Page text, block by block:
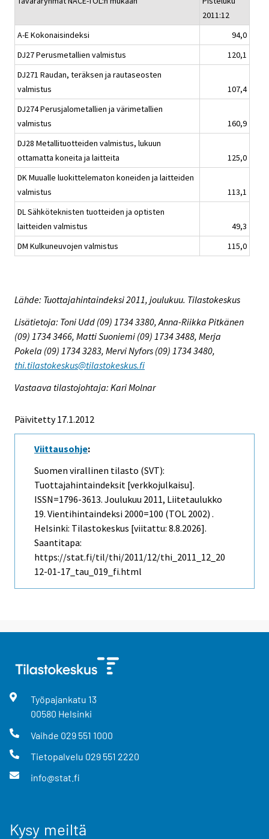
2011:12
A-E Kokonaisindeksi
94,0
DJ27 Perusmetallien valmistus
120,1
DJ271 Raudan, teräksen ja rautaseosten
valmistus
107,4
DJ274 Perusjalometallien ja värimetallien
valmistus
160,9
DJ28 Metallituotteiden valmistus, lukuun
ottamatta koneita ja laitteita
125,0
DK Muualle luokittelematon koneiden ja laitteiden
valmistus
113,1
DL Sähköteknisten tuotteiden ja optisten
laitteiden valmistus
49,3
DM Kulkuneuvojen valmistus
115,0
Lähde: Tuottajahintaindeksi 2011, joulukuu. Tilastokeskus
Lisätietoja: Toni Udd (09) 1734 3380, Anna-Riikka Pitkänen
(09) 1734 3466, Matti Suoniemi (09) 1734 3488, Merja
Pokela (09) 1734 3283, Mervi Nyfors (09) 1734 3480,
thi.tilastokeskus@tilastokeskus.fi
Vastaava tilastojohtaja: Kari Molnar
Päivitetty 17.1.2012
Viittausohje:
Suomen virallinen tilasto (SVT):
Tuottajahintaindeksit [verkkojulkaisu].
ISSN=1796-3613. Joulukuu 2011, Liitetaulukko
19. Vientihintaindeksi 2000=100 (TOL 2002) .
Helsinki: Tilastokeskus [viitattu: 8.8.2026].
Saantitapa:
https://stat.fi/til/thi/2011/12/thi_2011_12_20
12-01-17_tau_019_fi.html
Työpajankatu 13
00580 Helsinki
Vaihde 029 551 1000
Tietopalvelu 029 551 2220
info@stat.fi
Kysy meiltä